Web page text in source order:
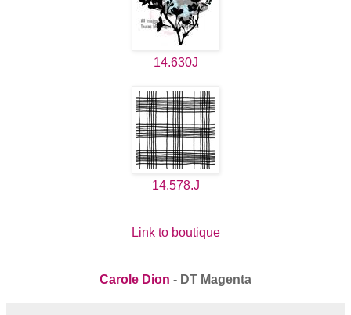
14.630J
14.578.J
Link to boutique
Carole Dion - DT Magenta